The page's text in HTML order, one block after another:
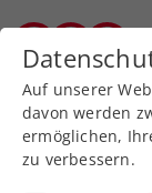
Zurück
ATP
Auf unserer
davon werden
ermöglichen,
zu verbessern.